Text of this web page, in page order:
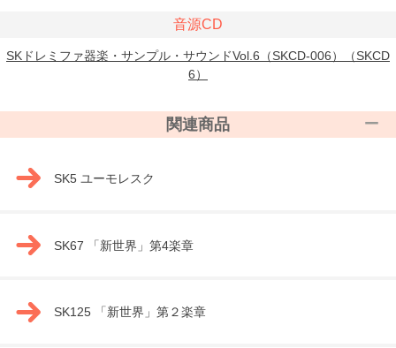
音源CD
SKドレミファ器楽・サンプル・サウンドVol.6（SKCD-006）（SKCD
6）
関連商品
SK5 ユーモレスク
SK67 「新世界」第4楽章
SK125 「新世界」第２楽章